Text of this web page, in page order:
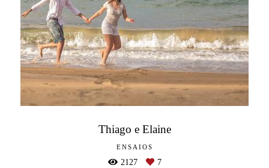
Thiago e Elaine
ENSAIOS
2127 7